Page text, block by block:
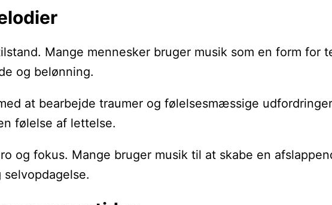
Mange mennesker bruger musik som en form
og belønning.
at bearbejde traumer og følelsesmæssige
følelse af lettelse.
og fokus. Mange bruger musik til at skabe en